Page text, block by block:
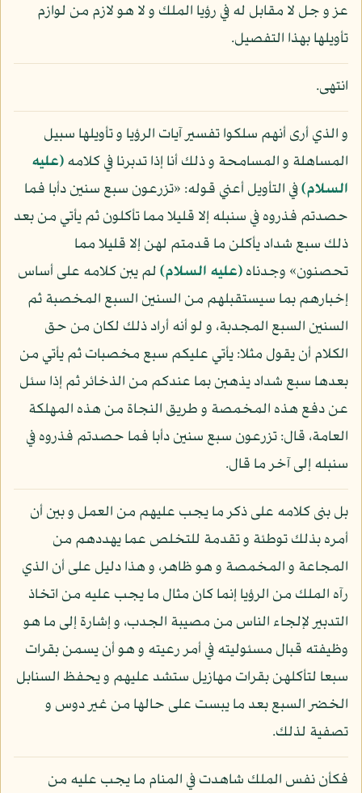
عز و جل لا مقابل له في رؤيا الملك و لا هو لازم من لوازم
تأويلها بهذا التفصيل.
انتهى.
و الذي أرى أنهم سلكوا تفسير آيات الرؤيا و تأويلها سبيل
المساهلة و المسامحة و ذلك أنا إذا تدبرنا في كلامه(عليه
السلام)في التأويل أعني قوله: «تزرعون سبع سنين دأبا فما
حصدتم فذروه في سنبله إلا قليلا مما تأكلون ثم يأتي من بعد
ذلك سبع شداد يأكلن ما قدمتم لهن إلا قليلا مما
تحصنون» وجدناه(عليه السلام)لم يبن كلامه على أساس
إخبارهم بما سيستقبلهم من السنين السبع المخصبة ثم
السنين السبع المجدبة، و لو أنه أراد ذلك لكان من حق
الكلام أن يقول مثلا: يأتي عليكم سبع مخصبات ثم يأتي من
بعدها سبع شداد يذهبن بما عندكم من الذخائر ثم إذا سئل
عن دفع هذه المخمصة و طريق النجاة من هذه المهلكة
العامة، قال: تزرعون سبع سنين دأبا فما حصدتم فذروه في
سنبله إلى آخر ما قال.
بل بنى كلامه على ذكر ما يجب عليهم من العمل و بين أن
أمره بذلك توطئة و تقدمة للتخلص عما يهددهم من
المجاعة و المخمصة و هو ظاهر، و هذا دليل على أن الذي
رآه الملك من الرؤيا إنما كان مثال ما يجب عليه من اتخاذ
التدبير لإلجاء الناس من مصيبة الجدب، و إشارة إلى ما هو
وظيفته قبال مسئوليته في أمر رعيته و هو أن يسمن بقرات
سبعا لتأكلهن بقرات مهازيل ستشد عليهم و يحفظ السنابل
الخضر السبع بعد ما يبست على حالها من غير دوس و
تصفية لذلك.
فكأن نفس الملك شاهدت في المنام ما يجب عليه من